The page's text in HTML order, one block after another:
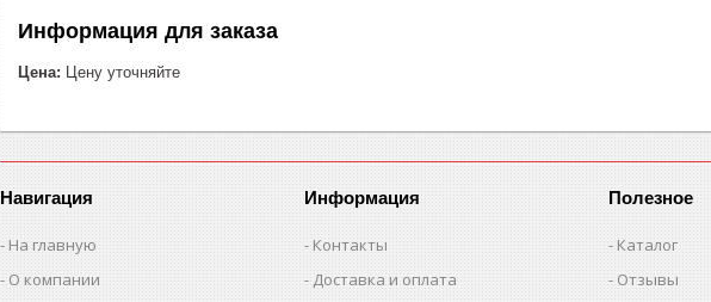
Информация для заказа
Цена: Цену уточняйте
Навигация
На главную
О компании
Информация
Контакты
Доставка и оплата
Полезное
Каталог
Отзывы